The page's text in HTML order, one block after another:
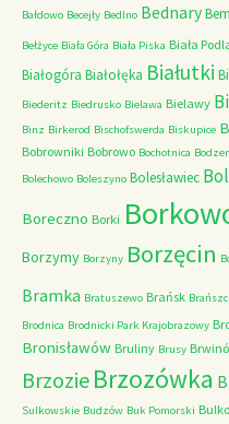
Bałdowo Becejły Bedlno Bednary
Bełżyce Biała Góra Biała Piska Biała
Białogóra Białołęka Białutki
Biederitz Biedrusko Bielawa Bielawy
Binz Birkerod Bischofswerda Biskupice
Bobrowniki Bobrowo Bochotnica
Bolechowo Boleszyno Bolesławiec
Boreczno Borki
Borzymy Borzyny Borzęcin
Bramka Bratuszewo Brańsk
Brodnica Brodnicki Park Krajobrazowy
Bronisławów Bruliny Brusy
Brzozie Brzozówka
Sulkowskie Budzów Buk Pomorski